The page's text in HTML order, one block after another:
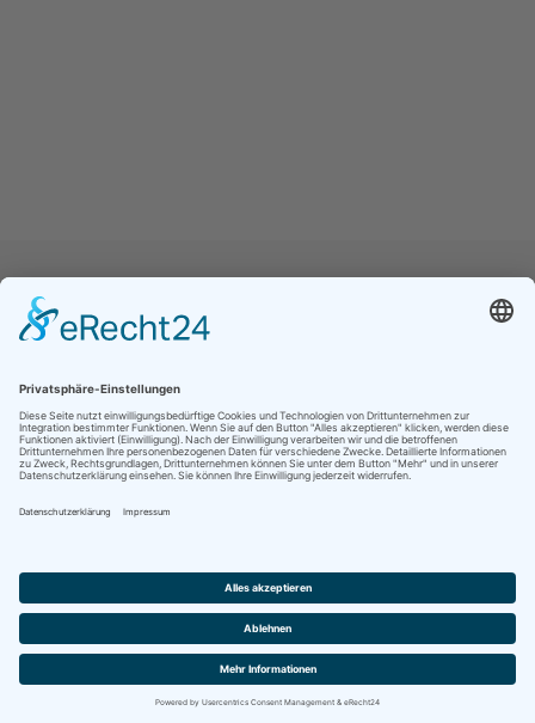
Jetzt folgen für noch mehr Einblicke ins
Vereinsleben:
Impressum
Datenschutz